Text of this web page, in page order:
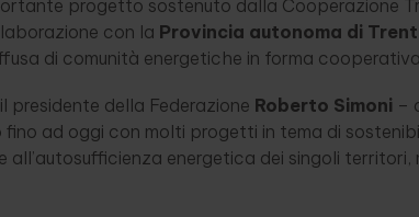
progetto sostenuto dalla Cooperazione
con la Provincia autonoma di
di comunità energetiche in forma
presidente della Federazione Roberto Simoni –
ad oggi con molti progetti in tema di
energetica dei singoli territori,